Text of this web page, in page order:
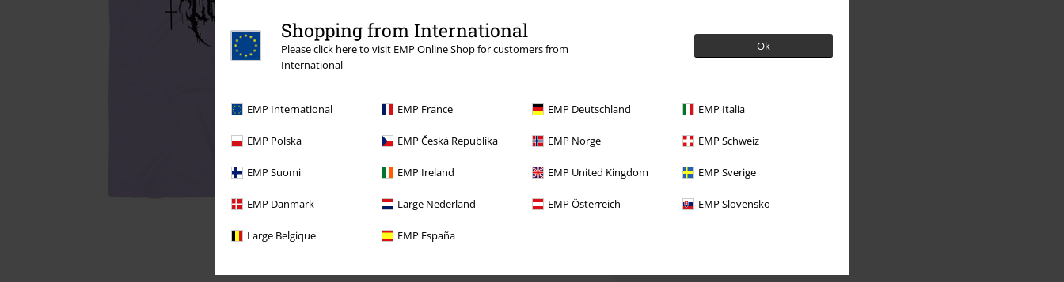
Shopping from International
Please click here to visit EMP Online Shop for customers from
International
Ok
EMP International EMP France EMP Deutschland EMP Italia
EMP Polska EMP Česká Republika EMP Norge EMP Schweiz
EMP Suomi EMP Ireland EMP United Kingdom EMP Sverige
EMP Danmark Large Nederland EMP Österreich EMP Slovensko
Large Belgique EMP España